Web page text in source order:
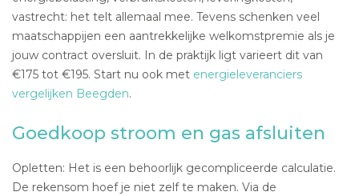
vastrecht: het telt allemaal mee. Tevens schenken veel
maatschappijen een aantrekkelijke welkomstpremie als je
jouw contract oversluit. In de praktijk ligt varieert dit van
€175 tot €195. Start nu ook met energieleveranciers
vergelijken Beegden.
Goedkoop stroom en gas afsluiten
Opletten: Het is een behoorlijk gecompliceerde calculatie.
De rekensom hoef je niet zelf te maken. Via de